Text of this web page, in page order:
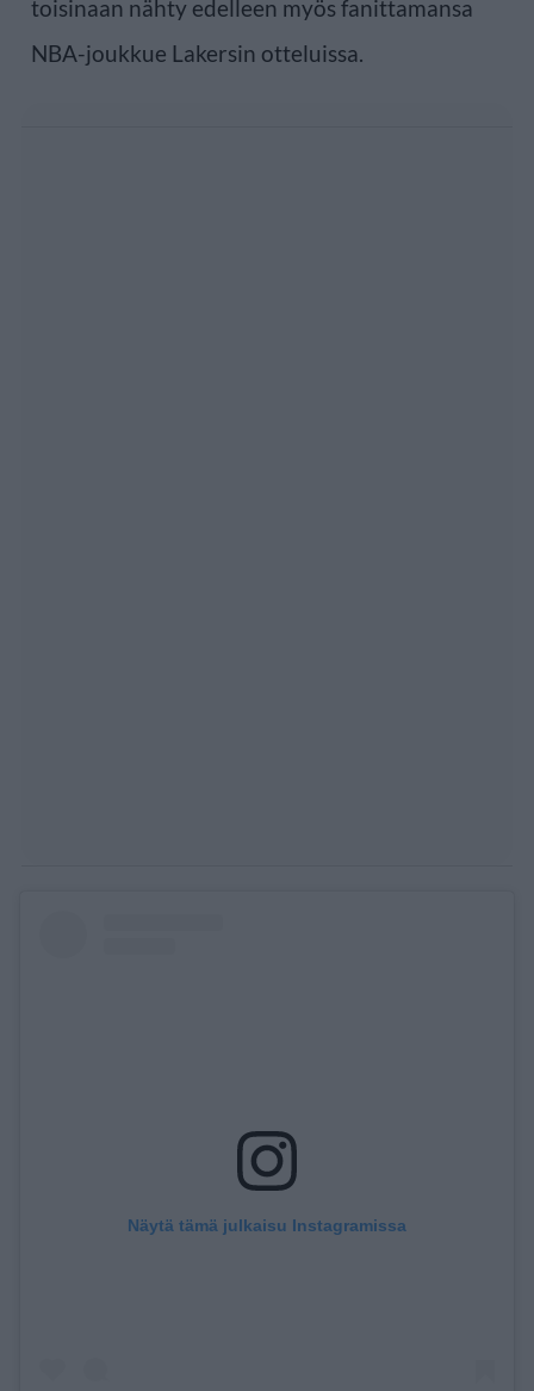
toisinaan nähty edelleen myös fanittamansa
NBA-joukkue Lakersin otteluissa.
Näytä tämä julkaisu Instagramissa